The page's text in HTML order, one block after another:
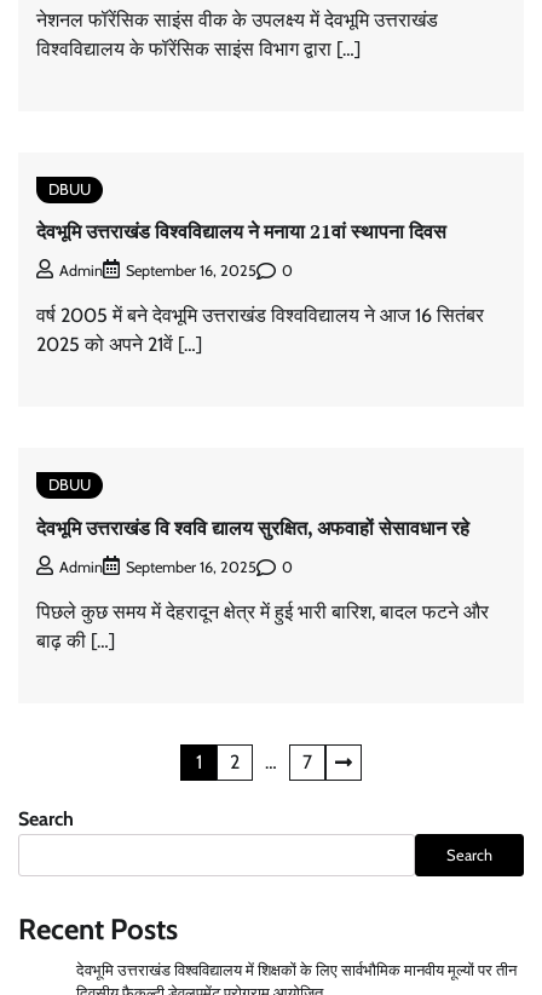
नेशनल फॉरेंसिक साइंस वीक के उपलक्ष्य में देवभूमि उत्तराखंड
विश्वविद्यालय के फॉरेंसिक साइंस विभाग द्वारा […]
DBUU
देवभूमि उत्तराखंड विश्वविद्यालय ने मनाया 21वां स्थापना दिवस
Admin September 16, 2025 0
वर्ष 2005 में बने देवभूमि उत्तराखंड विश्वविद्यालय ने आज 16 सितंबर
2025 को अपने 21वें […]
DBUU
देवभूमि उत्तराखंड वि श्ववि द्यालय सुरक्षित, अफवाहों सेसावधान रहे
Admin September 16, 2025 0
पिछले कुछ समय में देहरादून क्षेत्र में हुई भारी बारिश, बादल फटने और
बाढ़ की […]
pagination
1 2 … 7
Search
Search
Recent Posts
देवभूमि उत्तराखंड विश्वविद्यालय में शिक्षकों के लिए सार्वभौमिक मानवीय मूल्यों पर तीन